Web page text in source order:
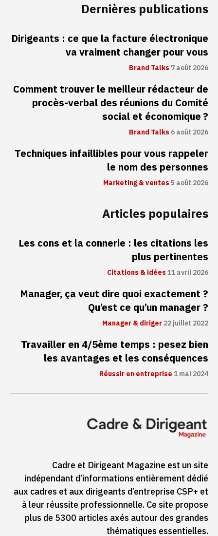
Dernières publications
Dirigeants : ce que la facture électronique
va vraiment changer pour vous
Brand Talks7 août 2026
Comment trouver le meilleur rédacteur de
procès-verbal des réunions du Comité
social et économique ?
Brand Talks6 août 2026
Techniques infaillibles pour vous rappeler
le nom des personnes
Marketing & ventes5 août 2026
Articles populaires
Les cons et la connerie : les citations les
plus pertinentes
Citations & idées11 avril 2026
Manager, ça veut dire quoi exactement ?
Qu’est ce qu’un manager ?
Manager & diriger22 juillet 2022
Travailler en 4/5ème temps : pesez bien
les avantages et les conséquences
Réussir en entreprise1 mai 2024
Cadre et Dirigeant Magazine est un site
indépendant d’informations entièrement dédié
aux cadres et aux dirigeants d’entreprise CSP+ et
à leur réussite professionnelle. Ce site propose
plus de 5300 articles axés autour des grandes
thématiques essentielles.